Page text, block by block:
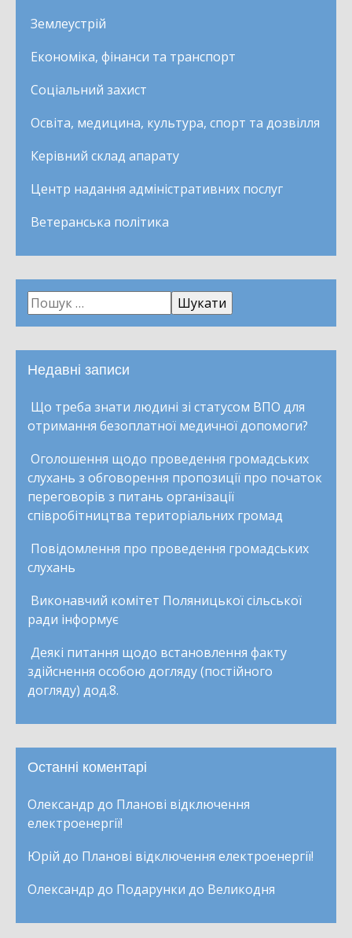
Землеустрій
Економіка, фінанси та транспорт
Соціальний захист
Освіта, медицина, культура, спорт та дозвілля
Керівний склад апарату
Центр надання адміністративних послуг
Ветеранська політика
Недавні записи
Що треба знати людині зі статусом ВПО для
отримання безоплатної медичної допомоги?
Оголошення щодо проведення громадських
слухань з обговорення пропозиції про початок
переговорів з питань організації
співробітництва територіальних громад
Повідомлення про проведення громадських
слухань
Виконавчий комітет Поляницької сільської
ради інформує
Деякі питання щодо встановлення факту
здійснення особою догляду (постійного
догляду) дод.8.
Останні коментарі
Олександр до Планові відключення
електроенергії!
Юрій до Планові відключення електроенергії!
Олександр до Подарунки до Великодня